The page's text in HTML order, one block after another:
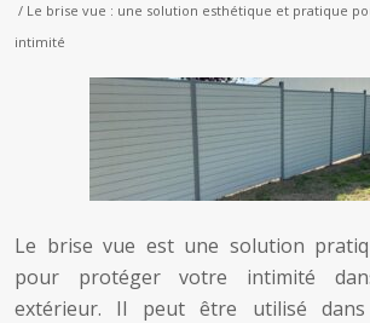
/ Le brise vue : une solution esthétique et pratique
intimité
Le brise vue est une solution
pour protéger votre intimité
extérieur. Il peut être utilisé